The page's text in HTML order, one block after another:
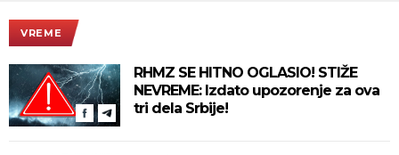
VREME
RHMZ SE HITNO OGLASIO! STIŽE
NEVREME: Izdato upozorenje za ova
tri dela Srbije!